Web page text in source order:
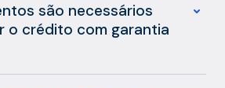
são necessários
o crédito com garantia